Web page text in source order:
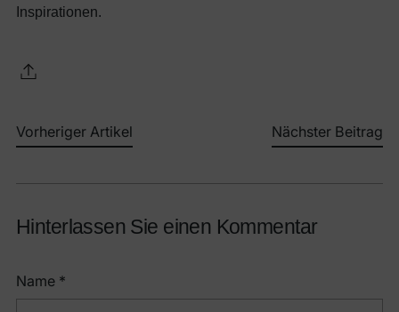
Inspirationen.
Vorheriger Artikel Nächster Beitrag
Hinterlassen Sie einen Kommentar
Name *